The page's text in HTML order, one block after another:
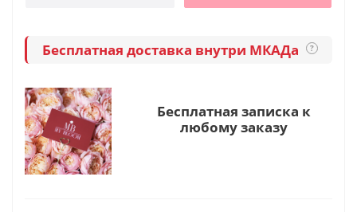
Бесплатная доставка внутри МКАДа ?
Бесплатная записка к
любому заказу